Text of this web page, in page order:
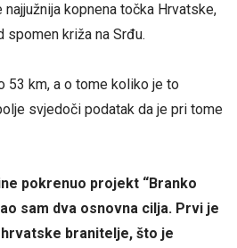
kopnena točka Hrvatske,
spomen križa na Srđu.
53 km, a o tome koliko je to
svjedoči podatak da je pri tome
pokrenuo projekt “Branko
sam dva osnovna cilja. Prvi je
branitelje, što je